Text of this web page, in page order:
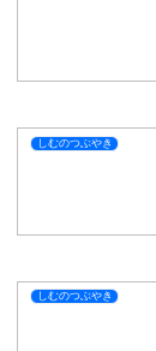
しむのつぶやき
しむのつぶやき